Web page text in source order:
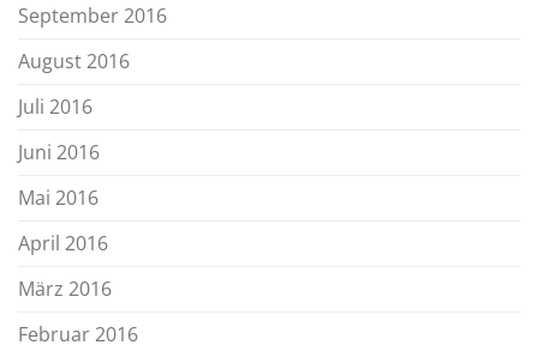
September 2016
August 2016
Juli 2016
Juni 2016
Mai 2016
April 2016
März 2016
Februar 2016